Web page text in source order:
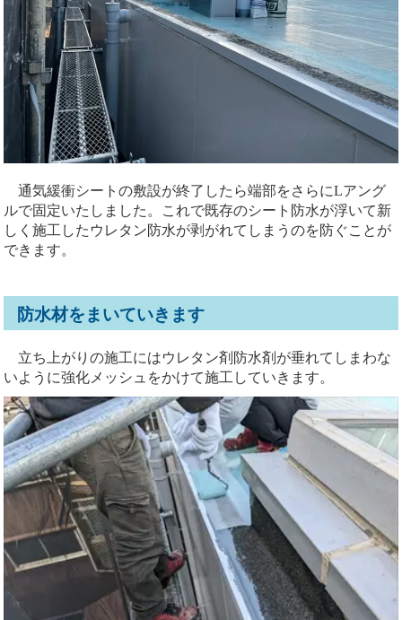
通気緩衝シートの敷設が終了したら端部をさらにLアング
ルで固定いたしました。これで既存のシート防水が浮いて新
しく施工したウレタン防水が剥がれてしまうのを防ぐことが
できます。
防水材をまいていきます
立ち上がりの施工にはウレタン剤防水剤が垂れてしまわな
いように強化メッシュをかけて施工していきます。